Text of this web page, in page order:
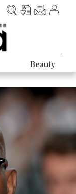
Beauty